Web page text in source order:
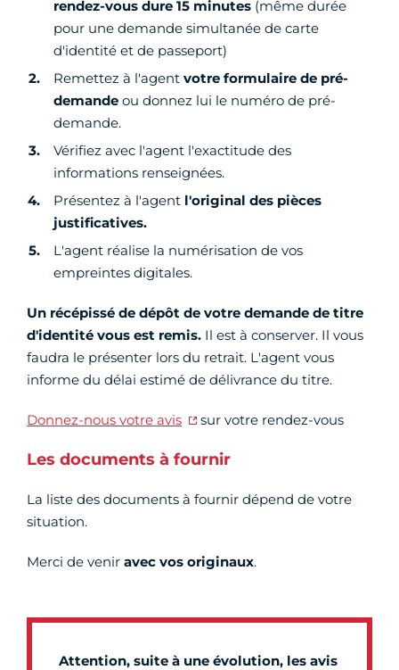
rendez-vous dure 15 minutes (même durée
pour une demande simultanée de carte
d'identité et de passeport)
Remettez à l'agent votre formulaire de pré-
demande ou donnez lui le numéro de pré-
demande.
Vérifiez avec l'agent l'exactitude des
informations renseignées.
Présentez à l'agent l'original des pièces
justificatives.
L'agent réalise la numérisation de vos
empreintes digitales.
Un récépissé de dépôt de votre demande de titre
d'identité vous est remis. Il est à conserver. Il vous
faudra le présenter lors du retrait. L'agent vous
informe du délai estimé de délivrance du titre.
Donnez-nous votre avis sur votre rendez-vous
Les documents à fournir
La liste des documents à fournir dépend de votre
situation.
Merci de venir avec vos originaux.
Attention, suite à une évolution, les avis